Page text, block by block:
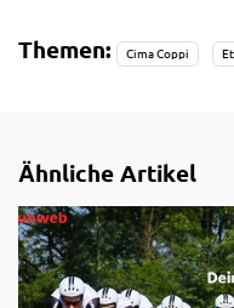
Themen: Cima Coppi
Ähnliche Artikel